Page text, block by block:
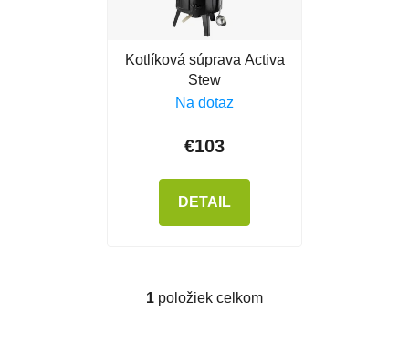
Kotlíková súprava Activa
Stew
Na dotaz
€103
DETAIL
Ovládacie prvky výpisu
1 položiek celkom